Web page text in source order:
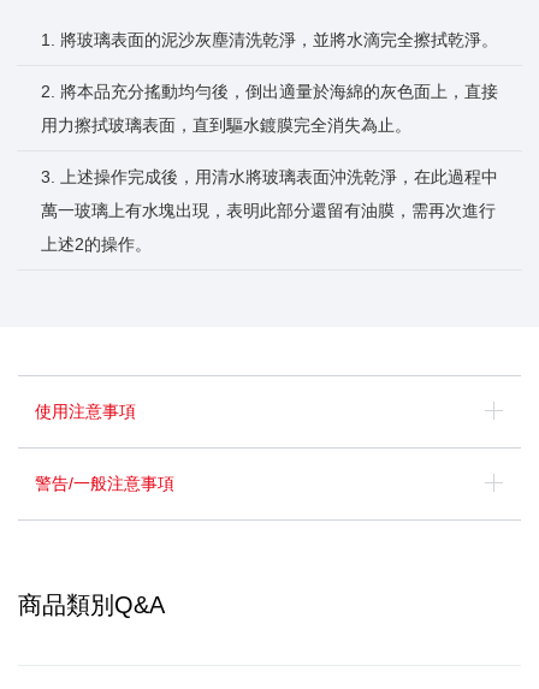
1. 將玻璃表面的泥沙灰塵清洗乾淨，並將水滴完全擦拭乾淨。
2. 將本品充分搖動均勻後，倒出適量於海綿的灰色面上，直接
用力擦拭玻璃表面，直到驅水鍍膜完全消失為止。
3. 上述操作完成後，用清水將玻璃表面沖洗乾淨，在此過程中
萬一玻璃上有水塊出現，表明此部分還留有油膜，需再次進行
上述2的操作。
使用注意事項
警告/一般注意事項
商品類別Q&A